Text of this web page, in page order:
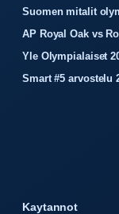
Suomen mitalit
AP Royal Oak vs
Yle Olympialaiset
Smart #5 arvostelu
Kaytannot